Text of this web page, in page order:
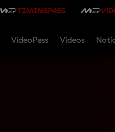
VideoPass Vídeos